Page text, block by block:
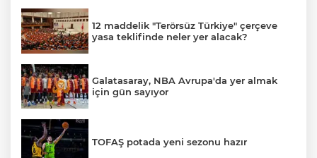
12 maddelik "Terörsüz Türkiye" çerçeve
yasa teklifinde neler yer alacak?
Galatasaray, NBA Avrupa'da yer almak
için gün sayıyor
TOFAŞ potada yeni sezonu hazır